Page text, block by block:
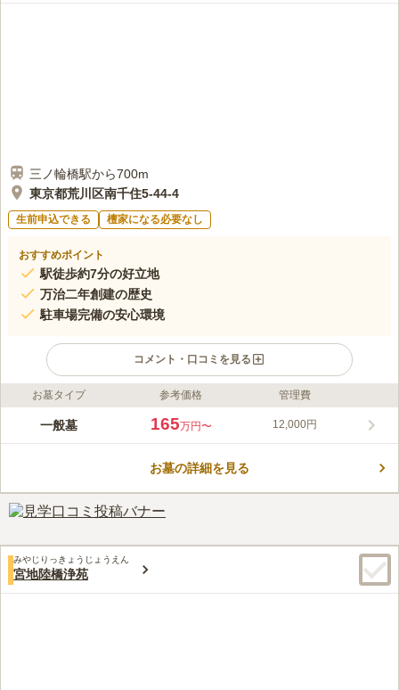
三ノ輪橋駅から700m
東京都荒川区南千住5-44-4
生前申込できる 檀家になる必要なし
おすすめポイント
駅徒歩約7分の好立地
万治二年創建の歴史
駐車場完備の安心環境
コメント・口コミを見る
ライフドット編集部のコメント
南千住駅から徒歩約7分とアクセス抜群な場所に位置する真養寺
された本堂をはじめ、綺麗に整えられた心地よい環境が魅力で
お守りいたします。
口コミ評価
お墓タイプ 参考価格 管理費
一般墓 165万円〜 12,000円
お墓の詳細を見る
みやじりっきょうじょうえん
宮地陸橋浄苑